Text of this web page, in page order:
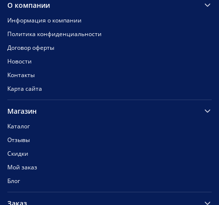
О компании
Информация о компании
Политика конфиденциальности
Договор оферты
Новости
Контакты
Карта сайта
Магазин
Каталог
Отзывы
Скидки
Мой заказ
Блог